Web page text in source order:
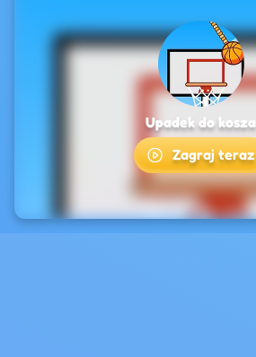
Upadek do kosza
Zagraj teraz